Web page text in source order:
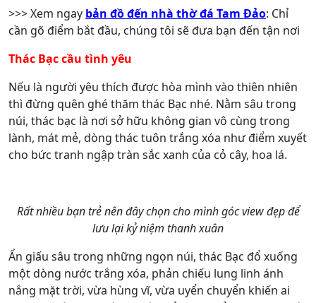
>>> Xem ngay bản đồ đến nhà thờ đá Tam Đảo: Chỉ
cần gõ điểm bắt đầu, chúng tôi sẽ đưa bạn đến tận nơi
Thác Bạc cầu tình yêu
Nếu là người yêu thích được hòa mình vào thiên nhiên
thì đừng quên ghé thăm thác Bạc nhé. Nằm sâu trong
núi, thác bạc là nơi sở hữu không gian vô cùng trong
lành, mát mẻ, dòng thác tuôn trắng xóa như điểm xuyết
cho bức tranh ngập tràn sắc xanh của cỏ cây, hoa lá.
Rất nhiều bạn trẻ nên đây chọn cho mình góc view đẹp để
lưu lại kỷ niệm thanh xuân
Ẩn giấu sâu trong những ngọn núi, thác Bạc đổ xuống
một dòng nước trắng xóa, phản chiếu lung linh ánh
nắng mặt trời, vừa hùng vĩ, vừa uyển chuyển khiến ai